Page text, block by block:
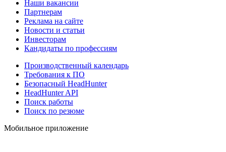
Наши вакансии
Партнерам
Реклама на сайте
Новости и статьи
Инвесторам
Кандидаты по профессиям
Производственный календарь
Требования к ПО
Безопасный HeadHunter
HeadHunter API
Поиск работы
Поиск по резюме
Мобильное приложение